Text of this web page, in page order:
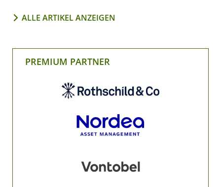
ALLE ARTIKEL ANZEIGEN
PREMIUM PARTNER